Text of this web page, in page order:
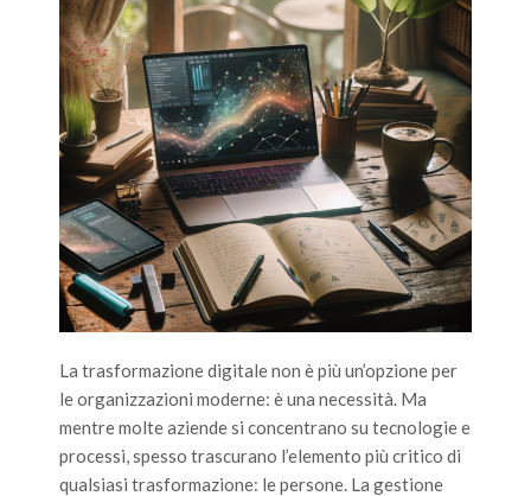
La trasformazione digitale non è più un’opzione per
le organizzazioni moderne: è una necessità. Ma
mentre molte aziende si concentrano su tecnologie e
processi, spesso trascurano l’elemento più critico di
qualsiasi trasformazione: le persone. La gestione